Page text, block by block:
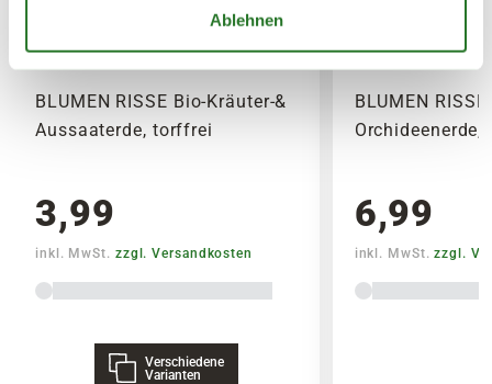
Ablehnen
BLUMEN RISSE Bio-Kräuter-&
Aussaaterde, torffrei
3,99
inkl. MwSt. zzgl. Versandkosten
Verschiedene
Varianten
BLUMEN
6,99
inkl. MwSt.zzgl.